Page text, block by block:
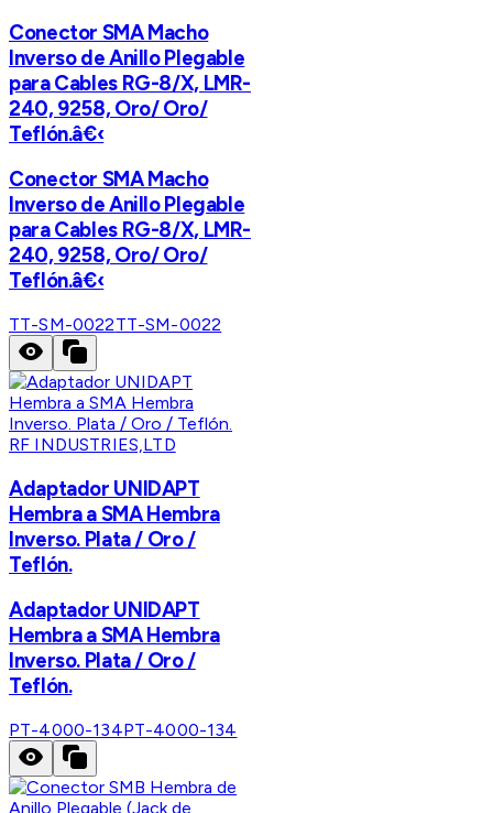
Conector SMA Macho
Inverso de Anillo Plegable
para Cables RG-8/X, LMR-
240, 9258, Oro/ Oro/
Teflón.â€‹
Conector SMA Macho
Inverso de Anillo Plegable
para Cables RG-8/X, LMR-
240, 9258, Oro/ Oro/
Teflón.â€‹
TT-SM-0022TT-SM-0022
RF INDUSTRIES,LTD
Adaptador UNIDAPT
Hembra a SMA Hembra
Inverso. Plata / Oro /
Teflón.
Adaptador UNIDAPT
Hembra a SMA Hembra
Inverso. Plata / Oro /
Teflón.
PT-4000-134PT-4000-134